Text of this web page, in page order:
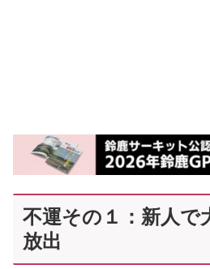
不運その１：新人で
放出